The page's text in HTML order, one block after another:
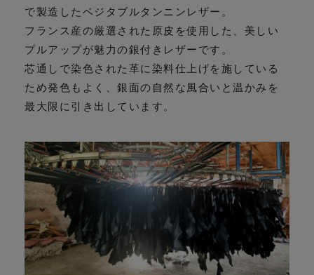
で製造したベジタブルタンニンレザー。
フランス産の厳選された原皮を使用した、美しい
プルアップが魅力の銀付きレザーです。
芯通しで染色された革に染料仕上げを施している
ため発色もよく、銀面の自然な風合いと温かみを
最大限に引き出しています。